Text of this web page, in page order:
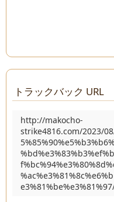
トラックバック URL
http://makocho-
strike4816.com/2023/